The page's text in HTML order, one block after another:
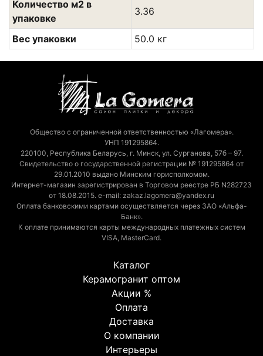
Количество м2 в
упаковке
3.36
Вес упаковки 50.0 кг
Общество с ограниченной ответственностью «Лагомера».
УНП 191295864.
220100, Республика Беларусь, г. Минск, ул. Сурганова, 57б – 97.
Свидетельство о государственной регистрации № 191295864 от
29.01.2010 выдано Минским горисполкомом.
Интернет-магазин зарегистрирован в Торговом реестре РБ N282723
от 18.08.2015. e-mail: zakaz.lagomera@yandex.ru
Оплата банковскими картами осуществляется через ЗАО «Альфа-
Банк».
К оплате принимаются карты международных платежных систем
VISA, MasterCard.
Каталог
Керамогранит оптом
Акции %
Оплата
Доставка
О компании
Интерьеры